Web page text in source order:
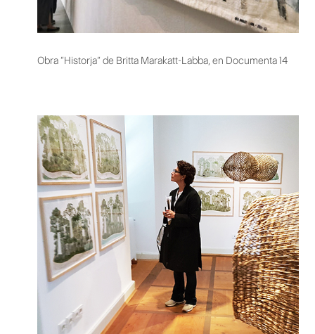
Obra “Historja” de Britta Marakatt-Labba, en Documenta 14